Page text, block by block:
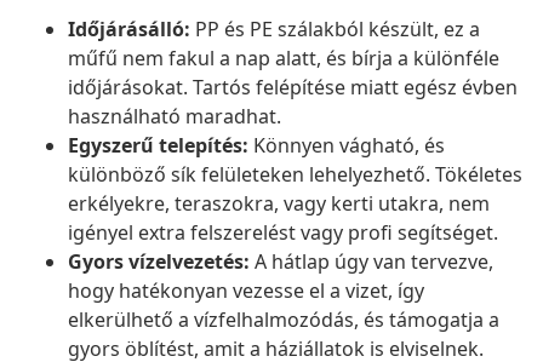
Időjárásálló: PP és PE szálakból készült, ez a
műfű nem fakul a nap alatt, és bírja a különféle
időjárásokat. Tartós felépítése miatt egész évben
használható maradhat.
Egyszerű telepítés: Könnyen vágható, és
különböző sík felületeken lehelyezhető. Tökéletes
erkélyekre, teraszokra, vagy kerti utakra, nem
igényel extra felszerelést vagy profi segítséget.
Gyors vízelvezetés: A hátlap úgy van tervezve,
hogy hatékonyan vezesse el a vizet, így
elkerülhető a vízfelhalmozódás, és támogatja a
gyors öblítést, amit a háziállatok is elviselnek.